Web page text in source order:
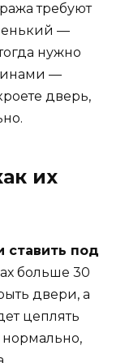
требуют
—
нужно
—
дверь,
их
ставить под
больше 30
двери, а
цеплять
нормально,